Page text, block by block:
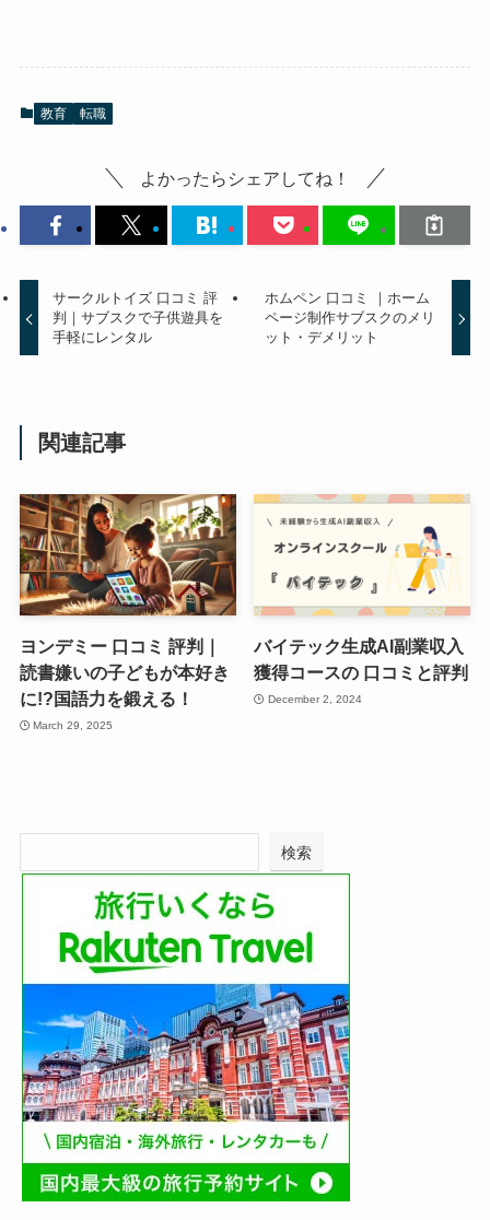
教育 転職
よかったらシェアしてね！
サークルトイズ 口コミ 評
判｜サブスクで子供遊具を
手軽にレンタル
ホムペン 口コミ ｜ホーム
ページ制作サブスクのメリ
ット・デメリット
関連記事
ヨンデミー 口コミ 評判｜
読書嫌いの子どもが本好き
に!?国語力を鍛える！
March 29, 2025
バイテック生成AI副業収入
獲得コースの 口コミと評判
December 2, 2024
検索